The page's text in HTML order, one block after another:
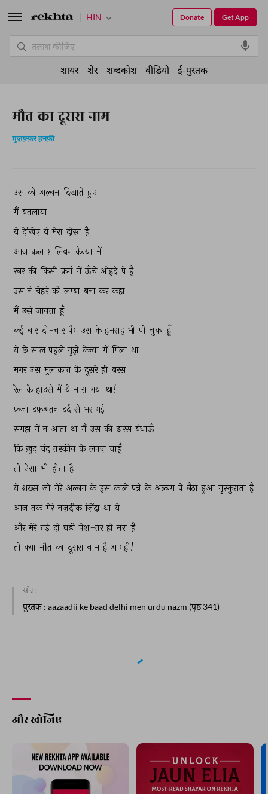
मौत का दूसरा नाम
मुज़फ़्फ़र हनफ़ी
उस को अल्बम दिखाते हुए
मैं बतलाया
ये देखिए ये मेरा दोस्त है
आज कल ग़ालिबन केन्या में
रबर की किसी फ़र्म में ऊँचे ओहदे पे है
उस ने चेहरे को लम्बा बना कर कहा
मैं उसे जानता हूँ
कई बार दो-चार पैग उस के हमराह भी पी चुका हूँ
ये छे साल पहले मुझे केन्या में मिला था
मगर उस मुलाक़ात के दूसरे ही बरस
रेल के हादसे में ये मारा गया था!
फ़ज़ा दफ़अतन दर्द से भर गई
समझ में न आता था मैं उस की ढारस बंधाऊँ
कि ख़ुद चंद तस्कीन के लफ़्ज़ चाहूँ
तो ऐसा भी होता है
ये शख़्स जो मेरे अल्बम के इस काले पन्ने के अल्बम पे बैठा हुआ मुस्कुराता है
आज तक मेरे नज़दीक ज़िंदा था ये
और मेरे तईं दो घड़ी पेश-तर ही मरा है
तो क्या मौत का दूसरा नाम है आगही!
स्रोत :
पुस्तक : aazaadii ke baad delhi men urdu nazm (पृष्ठ 341)
और खोजिए
HIN Get App
Donate
शायर शेर शब्दकोश वीडियो ई-पुस्तक